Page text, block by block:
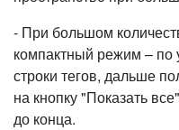
- При большом
компактный режим – по
строки тегов, дальше
на кнопку "Показать
до конца.